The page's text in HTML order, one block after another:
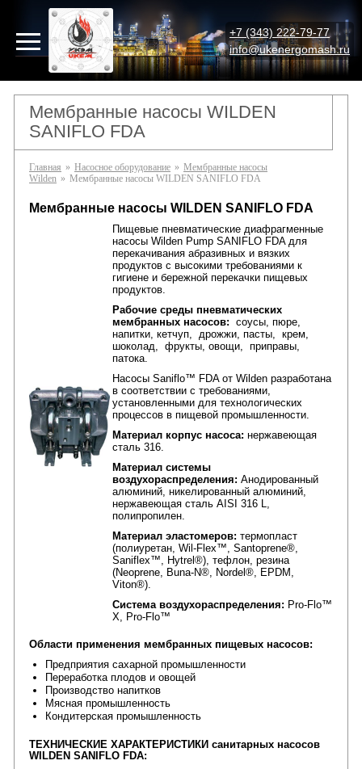
+7 (343) 222-79-77
info@ukenergomash.ru
Мембранные насосы WILDEN
SANIFLO FDA
Главная » Насосное оборудование » Мембранные насосы
Wilden » Мембранные насосы WILDEN SANIFLO FDA
Мембранные насосы WILDEN SANIFLO FDA
Пищевые пневматические диафрагменные
насосы Wilden Pump SANIFLO FDA для
перекачивания абразивных и вязких
продуктов с высокими требованиями к
гигиене и бережной перекачки пищевых
продуктов.
Рабочие среды пневматических
мембранных насосов: соусы, пюре,
напитки, кетчуп, дрожжи, пасты, крем,
шоколад, фрукты, овощи, приправы,
патока.
Насосы Saniflo™ FDA от Wilden разработана
в соответствии с требованиями,
установленными для технологических
процессов в пищевой промышленности.
Материал корпус насоса: нержавеющая
сталь 316.
Материал системы
воздухораспределения: Анодированный
алюминий, никелированный алюминий,
нержавеющая сталь AISI 316 L,
полипропилен.
Материал эластомеров: термопласт
(полиуретан, Wil-Flex™, Santoprene®,
Saniflex™, Hytrel®), тефлон, резина
(Neoprene, Buna-N®, Nordel®, EPDM,
Viton®).
Система воздухораспределения: Pro-Flo™
X, Pro-Flo™
Области применения мембранных пищевых насосов:
Предприятия сахарной промышленности
Переработка плодов и овощей
Производство напитков
Мясная промышленность
Кондитерская промышленность
ТЕХНИЧЕСКИЕ ХАРАКТЕРИСТИКИ санитарных насосов
WILDEN SANIFLO FDA: